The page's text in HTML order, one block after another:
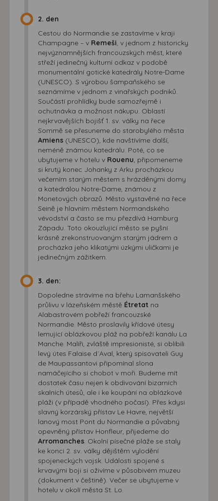
2. den
Cestou do Normandie se zastavíme v kraji
Champagne – v Remeši , v jednom z historicky
nejvýznamnějších francouzských měst, které
střeží jedinečný kulturní odkaz v podobě
monumentální gotické katedrály Notre-Dame
(UNESCO). S výrobou šampaňského se
seznámíme v jednom z vinařských podniků.
Součástí prohlídky bude samozřejmě i
ochutnávka a možnost nákupu. Oblastí
nejkrvavějších bojišť 1. sv. války na řece
Sommě se přesuneme do starobylého města
Amiens (UNESCO), kde navštívíme další,
neméně známou katedrálu. Poté, co se
ubytujeme v hotelu v Rouenu , připomeneme
si krutý konec Johanky z Arku procházkou
večerním starým městem s hrázděnými domy
a katedrálou Notre-Dame, známou z
Monetových obrazů. Město vystavěné na řece
Seině je hlavním městem Normandského
vévodství a často se mu přezdívá Hamburg
Západu. Toto okouzlující město se pyšní
krásně zrekonstruovaným starým jádrem a
procházka jeho klikatými úzkými uličkami je
jedinečným zážitkem.
3. den:
Dopoledne strávíme na břehu Lamanšského
průlivu v lázeňském městě Étretat na
Alabastrovém pobřeží francouzské
Normandie. Město proslavily křídové útesy
lemující oblázkovou pláž na pobřeží kanálu La
Manche. Malíři, zvláště impresionisté, si oblíbili
levý útes Falaise d´Aval, který spisovateli Guy
de Maupassantovi připomínal slona
namáčejícího si chobot v moři. Budeme mít
dostatek času nejen k obdivování bizarních
skalních útesů, ale i ke koupání na oblázkové
pláži (v případě vhodného počasí). Přes kdysi
slavný korzárský přístav Le Havre, největší
lanový most Pont du Normandie a půvabný
opevněný přístav Honfleur, přijedeme do
Arromanches . Okolní písečné pláže se staly
ke konci 2. sv. války dějištěm vylodění
spojeneckých vojsk. Události spojené s
krvavými boji si oživíme v působivém muzeu
(dokument v češtině). Večer se ubytujeme v
hotelu v okolí města St. Lo.